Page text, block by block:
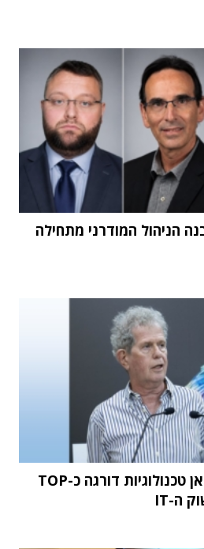
הניהול המודרני מתחילה
מחקר STKI השנתי: וואן טכנולוגיות דורגה כ-TOP